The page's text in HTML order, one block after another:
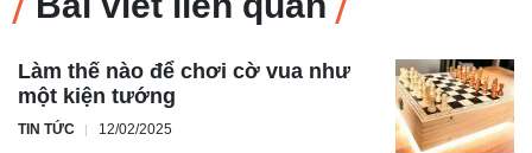
Làm thế nào để chơi cờ vua như
một kiện tướng
TIN TỨC 12/02/2025